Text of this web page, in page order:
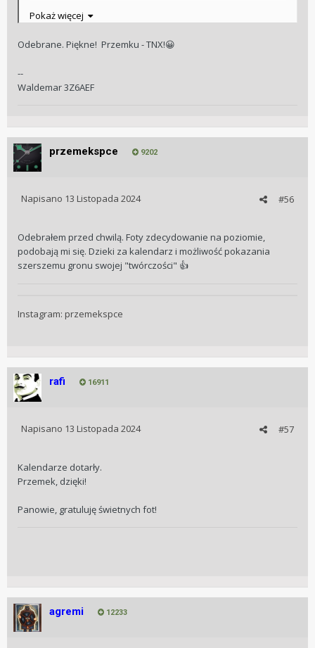
Dajcie znać jak Wam się podobają
Pokaż więcej
Odebrane. Piękne! Przemku - TNX!😀
--
Waldemar 3Z6AEF
przemekspce 9202
#56
Napisano 13 Listopada 2024
Odebrałem przed chwilą. Foty zdecydowanie na poziomie,
podobają mi się. Dzieki za kalendarz i możliwość pokazania
szerszemu gronu swojej "twórczości" 👍
Instagram: przemekspce
rafi 16911
#57
Napisano 13 Listopada 2024
Kalendarze dotarły.
Przemek, dzięki!
Panowie, gratuluję świetnych fot!
agremi 12233